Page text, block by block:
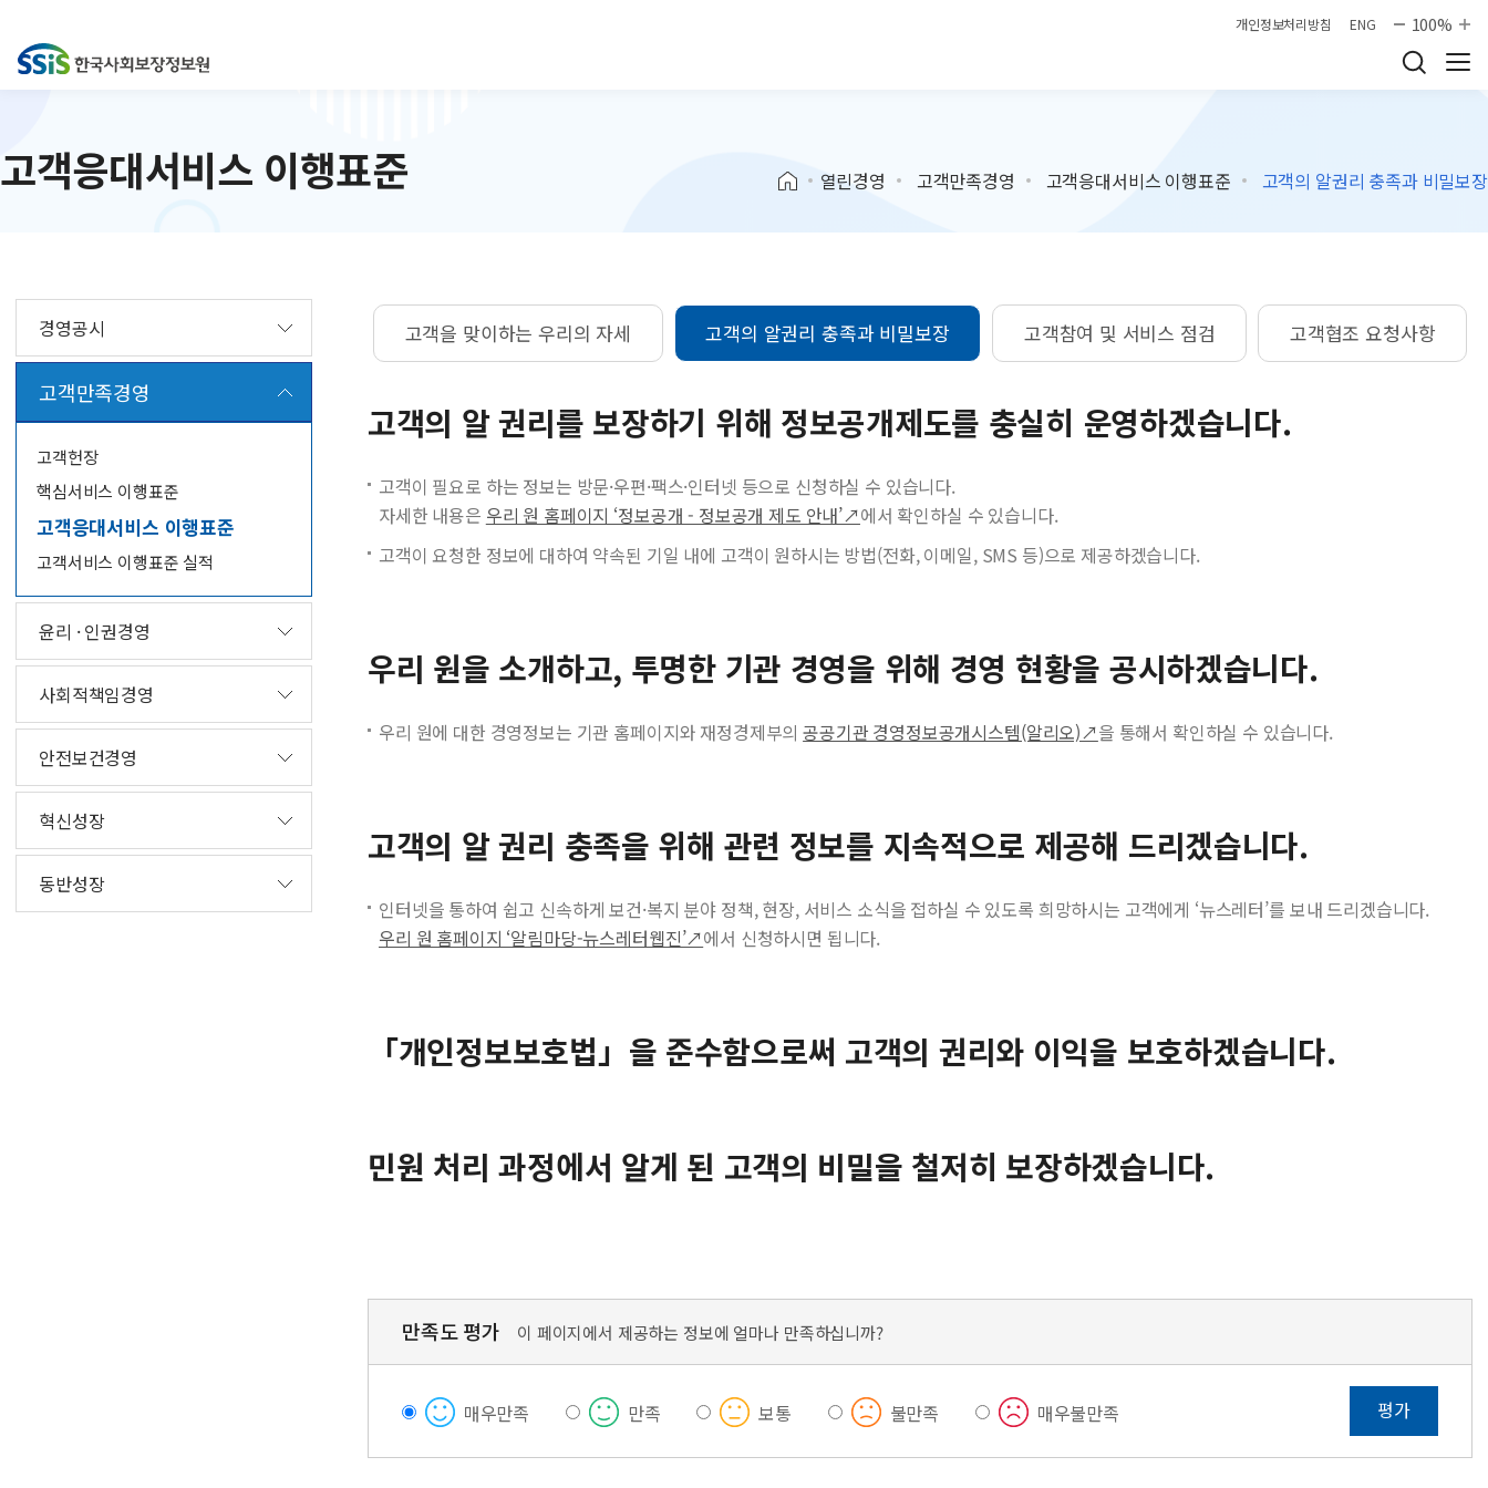
개인정보처리방침 ENG 100%
고객응대서비스 이행표준 열린경영 고객만족경영 고객응대서비스 이행표준 고객의 알권리 충족과 비밀보장
경영공시
고객만족경영
고객헌장
핵심서비스 이행표준
고객응대서비스 이행표준
고객서비스 이행표준 실적
윤리 · 인권경영
사회적책임경영
안전보건경영
혁신성장
동반성장
고객을 맞이하는 우리의 자세 고객의 알권리 충족과 비밀보장 고객참여 및 서비스 점검 고객협조 요청사항
고객의 알 권리를 보장하기 위해 정보공개제도를 충실히 운영하겠습니다.
고객이 필요로 하는 정보는 방문·우편·팩스·인터넷 등으로 신청하실 수 있습니다.
자세한 내용은 우리 원 홈페이지 ‘정보공개 - 정보공개 제도 안내’↗에서 확인하실 수 있습니다.
고객이 요청한 정보에 대하여 약속된 기일 내에 고객이 원하시는 방법(전화, 이메일, SMS 등)으로 제공하겠습니다.
우리 원을 소개하고, 투명한 기관 경영을 위해 경영 현황을 공시하겠습니다.
우리 원에 대한 경영정보는 기관 홈페이지와 재정경제부의공공기관 경영정보공개시스템(알리오)↗을 통해서 확인하실 수 있습니다.
고객의 알 권리 충족을 위해 관련 정보를 지속적으로 제공해 드리겠습니다.
인터넷을 통하여 쉽고 신속하게 보건·복지 분야 정책, 현장, 서비스 소식을 접하실 수 있도록 희망하시는 고객에게 ‘뉴스레터’를 보내 드리겠습니다.
우리 원 홈페이지 ‘알림마당-뉴스레터웹진’↗에서 신청하시면 됩니다.
「개인정보보호법」을 준수함으로써 고객의 권리와 이익을 보호하겠습니다.
민원 처리 과정에서 알게 된 고객의 비밀을 철저히 보장하겠습니다.
만족도 평가 이 페이지에서 제공하는 정보에 얼마나 만족하십니까?
매우만족 만족 보통 불만족 매우불만족 평가